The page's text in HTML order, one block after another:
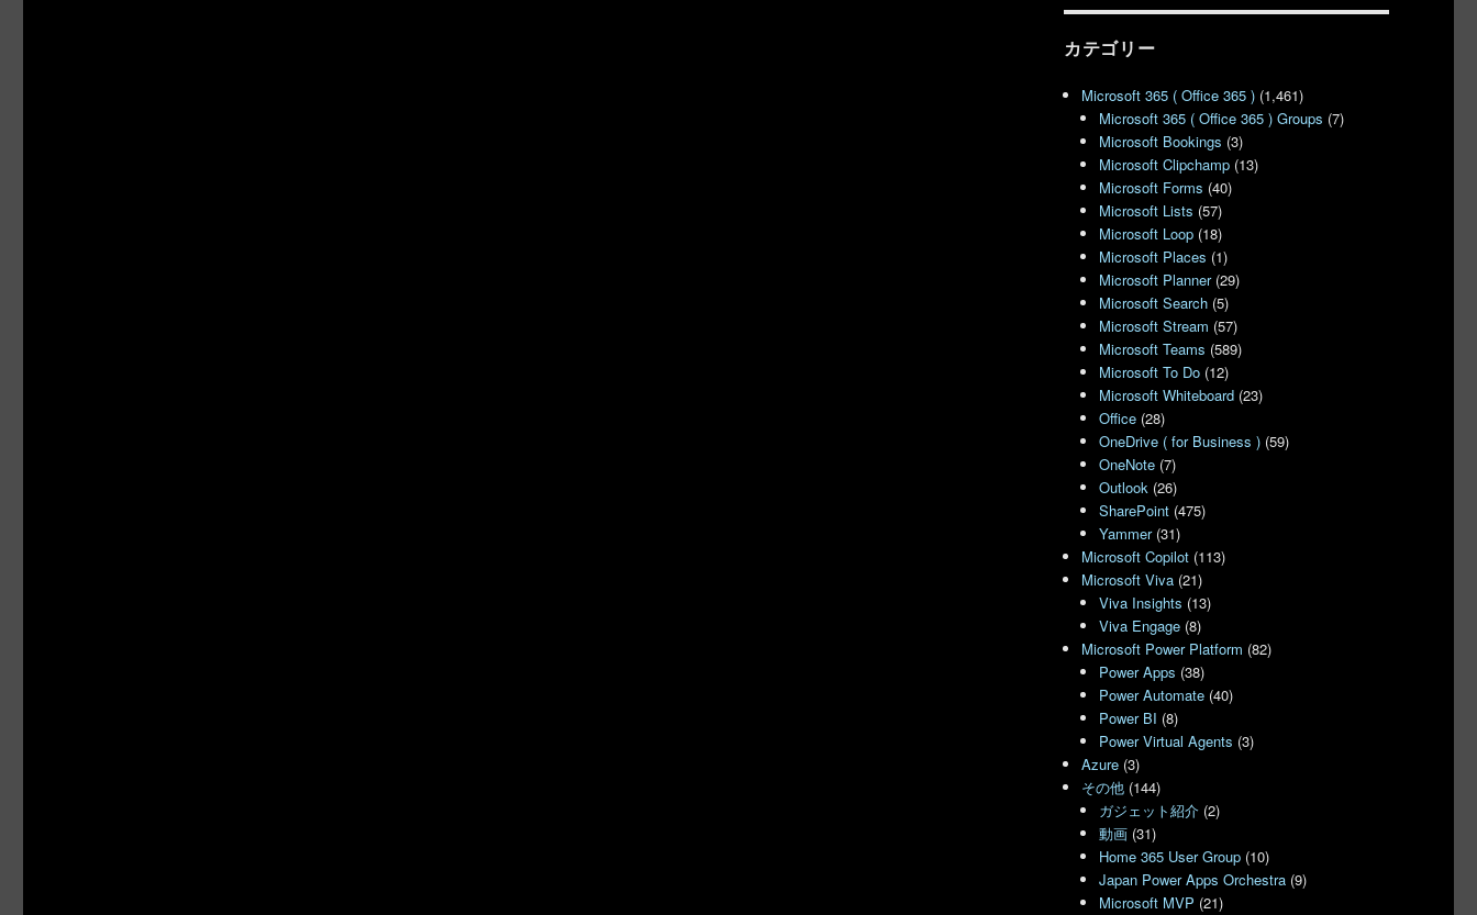
カテゴリー
Microsoft 365 ( Office 365 ) (1,461)
Microsoft 365 ( Office 365 ) Groups (7)
Microsoft Bookings (3)
Microsoft Clipchamp (13)
Microsoft Forms (40)
Microsoft Lists (57)
Microsoft Loop (18)
Microsoft Places (1)
Microsoft Planner(29)
Microsoft Search (5)
Microsoft Stream (57)
Microsoft Teams (589)
Microsoft To Do (12)
Microsoft Whiteboard (23)
Office (28)
OneDrive ( for Business ) (59)
OneNote (7)
Outlook (26)
SharePoint (475)
Yammer(31)
Microsoft Copilot (113)
Microsoft Viva (21)
Viva Insights (13)
Viva Engage (8)
Microsoft Power Platform (82)
Power Apps (38)
Power Automate (40)
Power BI (8)
Power Virtual Agents (3)
Azure (3)
その他 (144)
ガジェット紹介 (2)
動画 (31)
Home 365 User Group (10)
Japan Power Apps Orchestra (9)
Microsoft MVP (21)